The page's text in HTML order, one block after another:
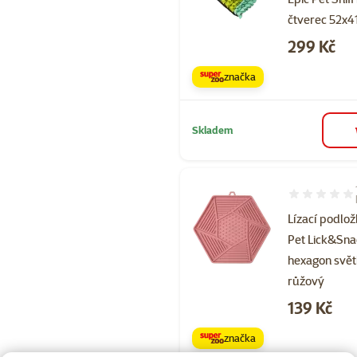
čtverec
Cena
299 Kč
značka
Skladem
Lízací
Pet
hexagon
růžový
Hodnocení
Cena
139 Kč
značka